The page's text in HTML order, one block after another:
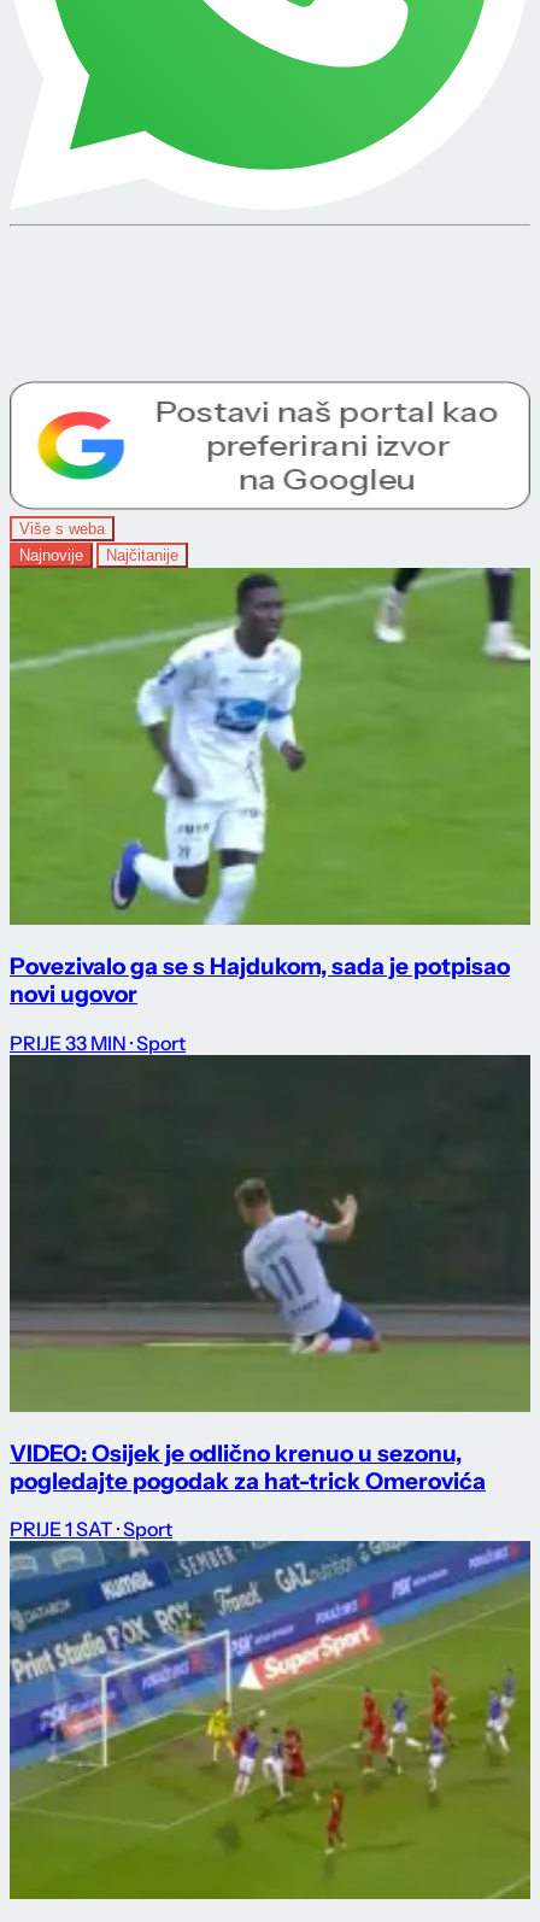
Više s weba
Najnovije
Najčitanije
Povezivalo ga se s Hajdukom, sada je potpisao
novi ugovor
PRIJE 33 MIN · Sport
VIDEO: Osijek je odlično krenuo u sezonu,
pogledajte pogodak za hat-trick Omerovića
PRIJE 1 SAT · Sport